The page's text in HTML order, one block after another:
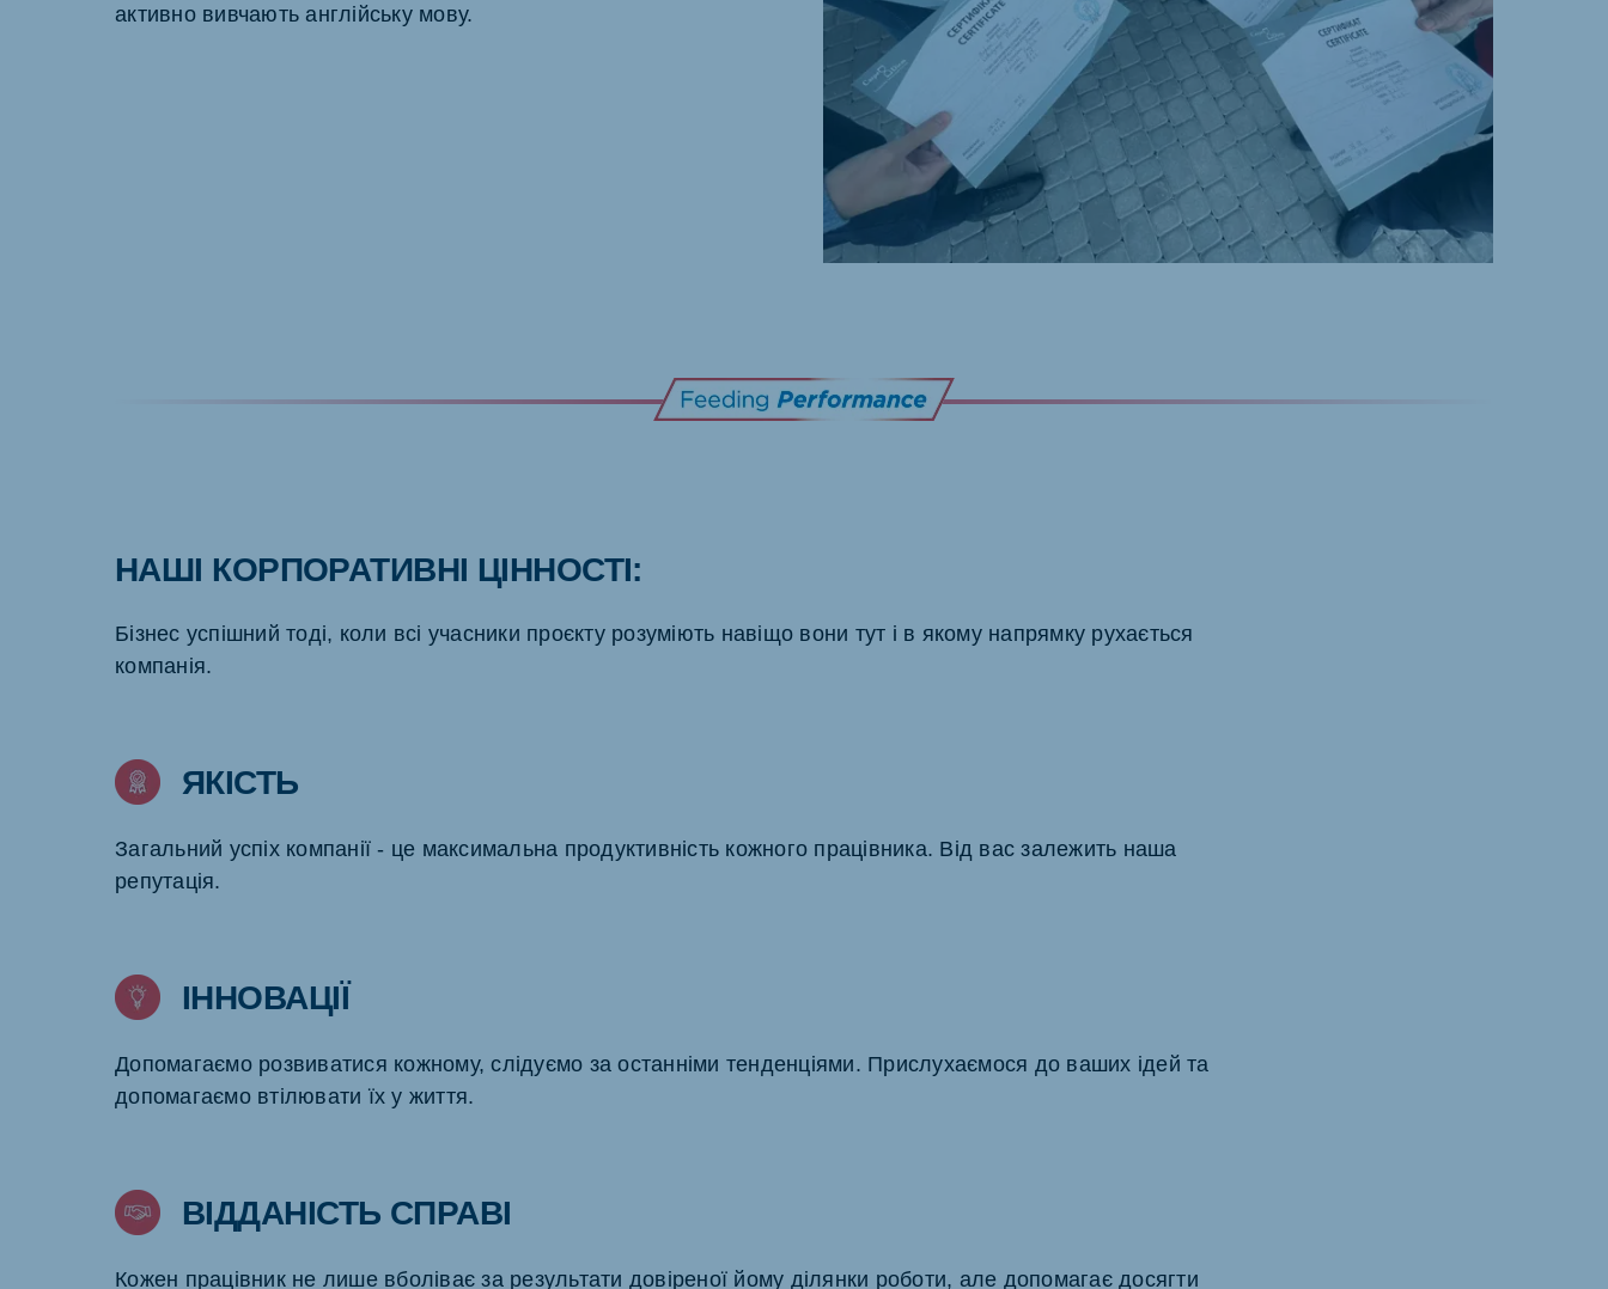
активно вивчають англійську мову.
НАШІ КОРПОРАТИВНІ ЦІННОСТІ:
Бізнес успішний тоді, коли всі учасники проєкту розуміють навіщо вони тут і в якому напрямку рухається
компанія.
ЯКІСТЬ
Загальний успіх компанії - це максимальна продуктивність кожного працівника. Від вас залежить наша
репутація.
ІННОВАЦІЇ
Допомагаємо розвиватися кожному, слідуємо за останніми тенденціями. Прислухаємося до ваших ідей та
допомагаємо втілювати їх у життя.
ВІДДАНІСТЬ СПРАВІ
Кожен працівник не лише вболіває за результати довіреної йому ділянки роботи, але допомагає досягти